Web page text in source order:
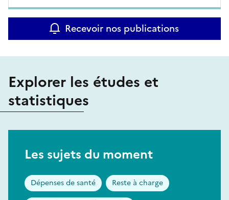
Recevoir nos publications
Explorer les études et
statistiques
Les sujets du moment
Dépenses de santé Reste à charge